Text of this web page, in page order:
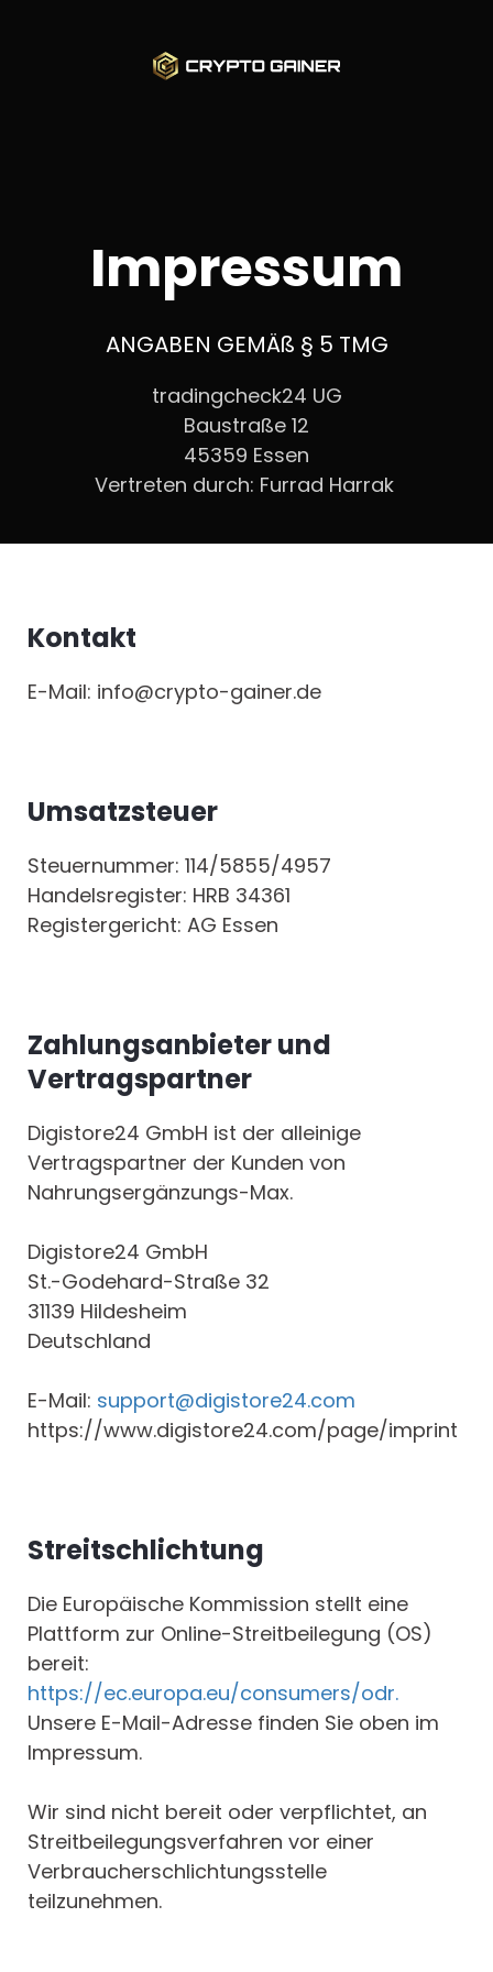
Impressum
ANGABEN GEMÄß § 5 TMG
tradingcheck24 UG
Baustraße 12
45359 Essen
Vertreten durch: Furrad Harrak
Kontakt
E-Mail: info@crypto-gainer.de
Umsatzsteuer
Steuernummer: 114/5855/4957
Handelsregister: HRB 34361
Registergericht: AG Essen
Zahlungsanbieter und
Vertragspartner
Digistore24 GmbH ist der alleinige
Vertragspartner der Kunden von
Nahrungsergänzungs-Max.
Digistore24 GmbH
St.-Godehard-Straße 32
31139 Hildesheim
Deutschland
E-Mail: support@digistore24.com
https://www.digistore24.com/page/imprint
Streitschlichtung
Die Europäische Kommission stellt eine
Plattform zur Online-Streitbeilegung (OS)
bereit:
https://ec.europa.eu/consumers/odr.
Unsere E-Mail-Adresse finden Sie oben im
Impressum.
Wir sind nicht bereit oder verpflichtet, an
Streitbeilegungsverfahren vor einer
Verbraucherschlichtungsstelle
teilzunehmen.